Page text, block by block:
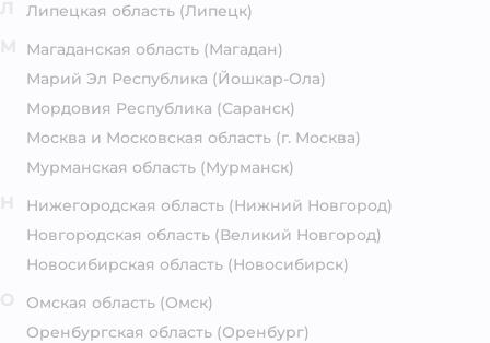
Липецкая область (Липецк)
Магаданская область (Магадан)
Марий Эл Республика (Йошкар-Ола)
Мордовия Республика (Саранск)
Москва и Московская область (г. Москва)
Мурманская область (Мурманск)
Нижегородская область (Нижний Новгород)
Новгородская область (Великий Новгород)
Новосибирская область (Новосибирск)
Омская область (Омск)
Оренбургская область (Оренбург)